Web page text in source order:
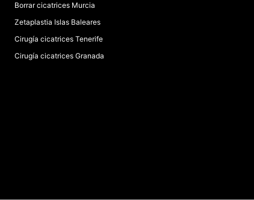
Borrar cicatrices Murcia
Zetaplastia Islas Baleares
Cirugía cicatrices Tenerife
Cirugía cicatrices Granada